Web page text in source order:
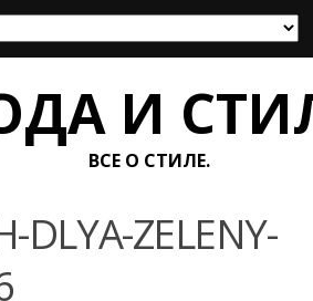
И
ВСЕ О СТИЛЕ.
DLYA-ZELENY-